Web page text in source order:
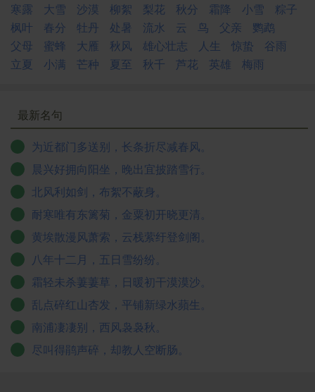
寒露
大雪 沙漠 柳絮 梨花 秋分 霜降 小雪
粽子
枫叶
春分 牡丹 处暑 流水 云 鸟 父亲
鹦鹉
父母
蜜蜂 大雁 秋风 雄心壮志 人生 惊蛰
谷雨
立夏
小满 芒种 夏至 秋千 芦花 英雄 梅雨
最新名句
为近都门多送别，长条折尽减春风。
晨兴好拥向阳坐，晚出宜披踏雪行。
北风利如剑，布絮不蔽身。
耐寒唯有东篱菊，金粟初开晓更清。
黄埃散漫风萧索，云栈萦纡登剑阁。
八年十二月，五日雪纷纷。
霜轻未杀萋萋草，日暖初干漠漠沙。
乱点碎红山杏发，平铺新绿水蘋生。
南浦凄凄别，西风袅袅秋。
尽叫得鹃声碎，却教人空断肠。